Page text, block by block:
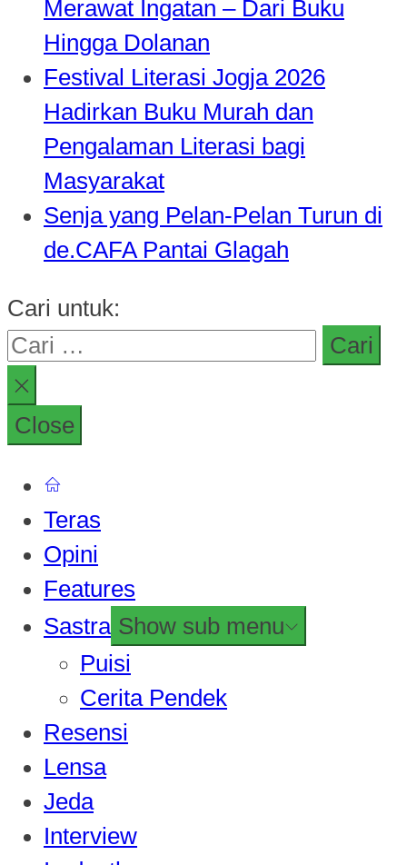
Merawat Ingatan – Dari Buku
Hingga Dolanan
Festival Literasi Jogja 2026
Hadirkan Buku Murah dan
Pengalaman Literasi bagi
Masyarakat
Senja yang Pelan-Pelan Turun di
de.CAFA Pantai Glagah
Cari untuk:
Close
Teras
Opini
Features
Sastra Show sub menu
Puisi
Cerita Pendek
Resensi
Lensa
Jeda
Interview